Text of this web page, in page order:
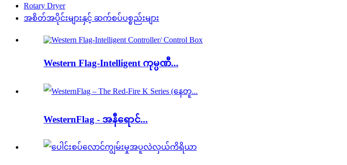
Rotary Dryer
အစိတ်အပိုင်းများနှင့် ဆက်စပ်ပစ္စည်းများ
Western Flag-Intelligent ကုမ္ပဏီ...
WesternFlag - အနီရောင်...